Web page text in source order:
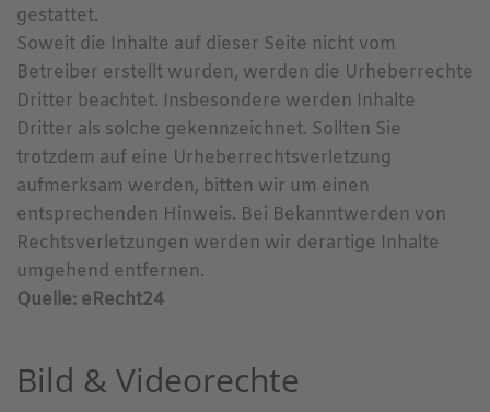
gestattet.
Soweit die Inhalte auf dieser Seite nicht vom
Betreiber erstellt wurden, werden die Urheberrechte
Dritter beachtet. Insbesondere werden Inhalte
Dritter als solche gekennzeichnet. Sollten Sie
trotzdem auf eine Urheberrechtsverletzung
aufmerksam werden, bitten wir um einen
entsprechenden Hinweis. Bei Bekanntwerden von
Rechtsverletzungen werden wir derartige Inhalte
umgehend entfernen.
Quelle: eRecht24
Bild & Videorechte